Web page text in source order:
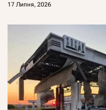
17 Липня, 2026